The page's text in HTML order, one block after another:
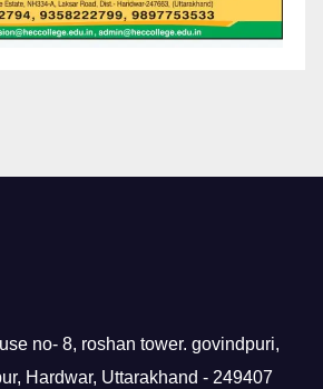
no- 8, roshan tower. govindpuri,
Hardwar, Uttarakhand - 249407